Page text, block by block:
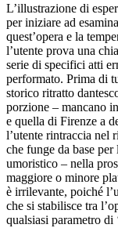
L’illustrazione di
per iniziare ad
quest’opera e la
l’utente prova una
serie di specifici atti
performato. Prima di
storico ritratto
porzione – mancano
e quella di Firenze a
l’utente rintraccia nel
che funge da base
umoristico – nella
maggiore o minore
è irrilevante, poiché
che si stabilisce tra
qualsiasi parametro di